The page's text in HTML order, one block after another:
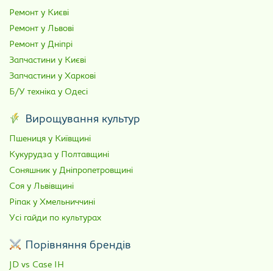
Ремонт у Києві
Ремонт у Львові
Ремонт у Дніпрі
Запчастини у Києві
Запчастини у Харкові
Б/У техніка у Одесі
Вирощування культур
Пшениця у Київщині
Кукурудза у Полтавщині
Соняшник у Дніпропетровщині
Соя у Львівщині
Ріпак у Хмельниччині
Усі гайди по культурах
Порівняння брендів
JD vs Case IH